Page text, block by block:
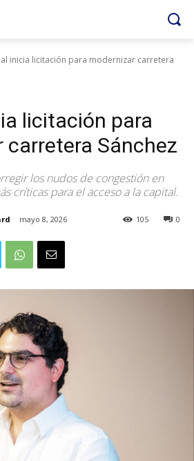
inicia licitación para modernizar carretera
licitación para
carretera Sánchez
los nudos de congestión en
críticas para el acceso a la capital.
mayo 8, 2026 0
105